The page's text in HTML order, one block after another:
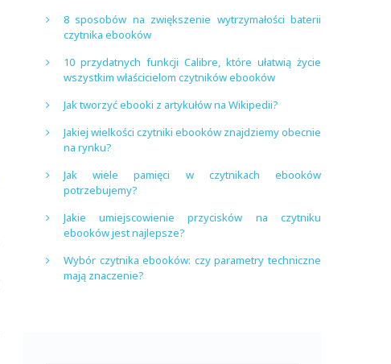
8 sposobów na zwiększenie wytrzymałości baterii
czytnika ebooków
10 przydatnych funkcji Calibre, które ułatwią życie
wszystkim właścicielom czytników ebooków
Jak tworzyć ebooki z artykułów na Wikipedii?
Jakiej wielkości czytniki ebooków znajdziemy obecnie
na rynku?
Jak wiele pamięci w czytnikach ebooków
potrzebujemy?
Jakie umiejscowienie przycisków na czytniku
ebooków jest najlepsze?
Wybór czytnika ebooków: czy parametry techniczne
mają znaczenie?